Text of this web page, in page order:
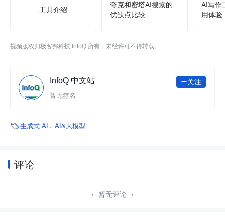
工具介绍
夸克和密塔AI搜索的
优缺点比较
AI写作
用体验
视频版权归极客邦科技 InfoQ 所有，未经许可不得转载。
InfoQ 中文站 关注
暂无签名
生成式 AI AI&大模型
评论
暂无评论